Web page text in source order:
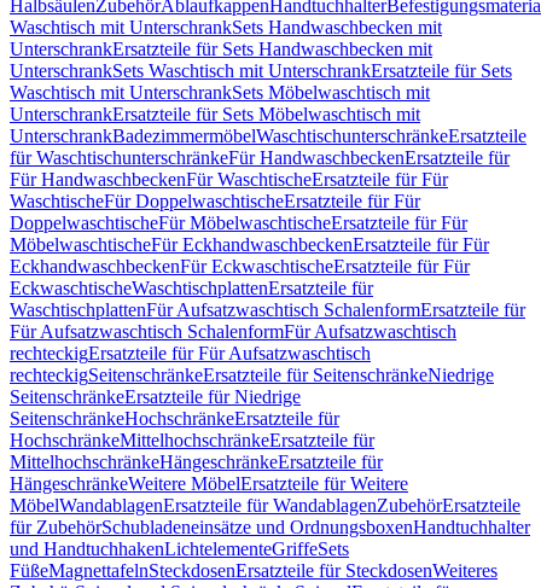
HalbsäulenZubehörAblaufkappenHandtuchhalter
Waschtisch mit UnterschrankSets Handwaschbecken mit
UnterschrankErsatzteile für Sets Handwaschbecken mit
UnterschrankSets Waschtisch mit UnterschrankErsatzteile für Sets
Waschtisch mit UnterschrankSets Möbelwaschtisch mit
UnterschrankErsatzteile für Sets Möbelwaschtisch mit
UnterschrankBadezimmermöbelWaschtischunterschränkeErsatzteile
für WaschtischunterschränkeFür HandwaschbeckenErsatzteile für
Für HandwaschbeckenFür WaschtischeErsatzteile für Für
WaschtischeFür DoppelwaschtischeErsatzteile für Für
DoppelwaschtischeFür MöbelwaschtischeErsatzteile für Für
MöbelwaschtischeFür EckhandwaschbeckenErsatzteile für Für
EckhandwaschbeckenFür EckwaschtischeErsatzteile für Für
EckwaschtischeWaschtischplattenErsatzteile für
WaschtischplattenFür Aufsatzwaschtisch SchalenformErsatzteile für
Für Aufsatzwaschtisch SchalenformFür Aufsatzwaschtisch
rechteckigErsatzteile für Für Aufsatzwaschtisch
rechteckigSeitenschränkeErsatzteile für SeitenschränkeNiedrige
SeitenschränkeErsatzteile für Niedrige
SeitenschränkeHochschränkeErsatzteile für
HochschränkeMittelhochschränkeErsatzteile für
MittelhochschränkeHängeschränkeErsatzteile für
HängeschränkeWeitere MöbelErsatzteile für Weitere
MöbelWandablagenErsatzteile für WandablagenZubehörErsatzteile
für ZubehörSchubladeneinsätze und OrdnungsboxenHandtuchhalter
und HandtuchhakenLichtelementeGriffeSets
FüßeMagnettafelnSteckdosenErsatzteile für SteckdosenWeiteres